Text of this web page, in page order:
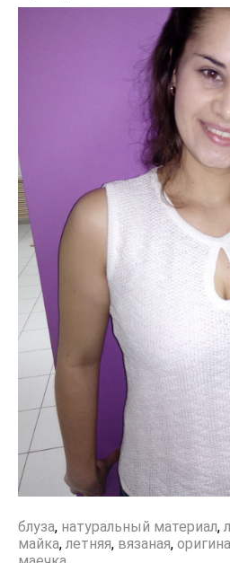
блуза, натуральный материал,
майка, летняя, вязаная,